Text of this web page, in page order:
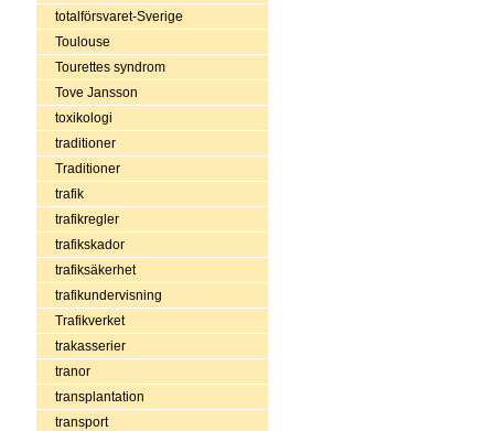
totalförsvaret-Sverige
Toulouse
Tourettes syndrom
Tove Jansson
toxikologi
traditioner
Traditioner
trafik
trafikregler
trafikskador
trafiksäkerhet
trafikundervisning
Trafikverket
trakasserier
tranor
transplantation
transport